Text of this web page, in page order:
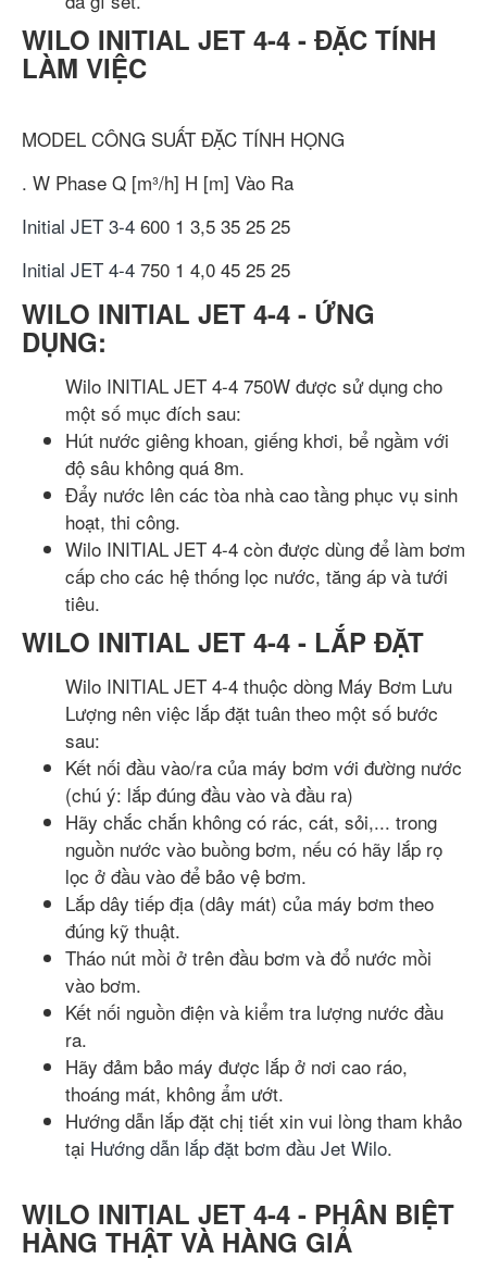
WILO INITIAL JET 4-4 - ĐẶC TÍNH
LÀM VIỆC
MODEL CÔNG SUẤT ĐẶC TÍNH HỌNG
. W Phase Q [m³/h] H [m] Vào Ra
Initial JET 3-4 600 1 3,5 35 25 25
Initial JET 4-4 750 1 4,0 45 25 25
WILO INITIAL JET 4-4 - ỨNG
DỤNG:
Wilo INITIAL JET 4-4 750W được sử dụng cho
một số mục đích sau:
Hút nước giêng khoan, giếng khơi, bể ngầm với
độ sâu không quá 8m.
Đẩy nước lên các tòa nhà cao tầng phục vụ sinh
hoạt, thi công.
Wilo INITIAL JET 4-4 còn được dùng để làm bơm
cấp cho các hệ thống lọc nước, tăng áp và tưới
tiêu.
WILO INITIAL JET 4-4 - LẮP ĐẶT
Wilo INITIAL JET 4-4 thuộc dòng Máy Bơm Lưu
Lượng nên việc lắp đặt tuân theo một số bước
sau:
Kết nối đầu vào/ra của máy bơm với đường nước
(chú ý: lắp đúng đầu vào và đầu ra)
Hãy chắc chắn không có rác, cát, sỏi,... trong
nguồn nước vào buồng bơm, nếu có hãy lắp rọ
lọc ở đầu vào để bảo vệ bơm.
Lắp dây tiếp địa (dây mát) của máy bơm theo
đúng kỹ thuật.
Tháo nút mồi ở trên đầu bơm và đổ nước mồi
vào bơm.
Kết nối nguồn điện và kiểm tra lượng nước đầu
ra.
Hãy đảm bảo máy được lắp ở nơi cao ráo,
thoáng mát, không ẩm ướt.
Hướng dẫn lắp đặt chị tiết xin vui lòng tham khảo
tại Hướng dẫn lắp đặt bơm đầu Jet Wilo.
WILO INITIAL JET 4-4 - PHÂN BIỆT
HÀNG THẬT VÀ HÀNG GIẢ